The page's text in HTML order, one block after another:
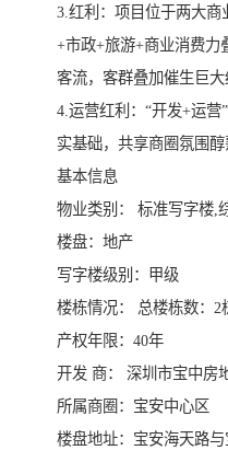
3.红利：项目位于两大
+市政+旅游+商业消费力
客流，客群叠加催生巨大
4.运营红利：“开发+运
实基础，共享商圈氛围醇
基本信息
物业类别： 标准写字楼,
楼盘：地产
写字楼级别：甲级
楼栋情况： 总楼栋数：2
产权年限：40年
开发 商： 深圳市宝中房
所属商圈：宝安中心区
楼盘地址：宝安海天路